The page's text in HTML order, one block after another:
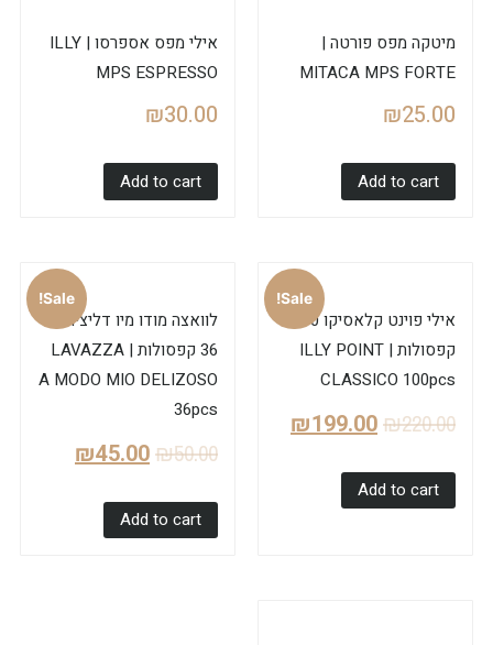
מיטקה מפס פורטה |
MITACA MPS FORTE
₪25.00
Add to cart
אילי מפס אספרסו | ILLY
MPS ESPRESSO
₪30.00
Add to cart
Sale!
אילי פוינט קלאסיקו 100
קפסולות | ILLY POINT
CLASSICO 100pcs
₪220.00
₪199.00
Add to cart
Sale!
לוואצה מודו מיו דליציוסו
36 קפסולות | LAVAZZA
A MODO MIO DELIZOSO
36pcs
₪50.00
₪45.00
Add to cart